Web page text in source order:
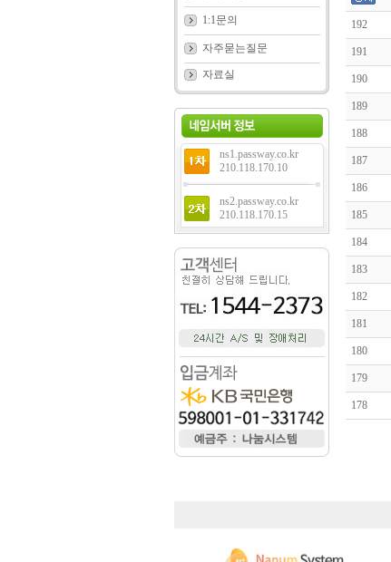
1:1문의
자주묻는질문
자료실
ns1.passway.co.kr
210.118.170.10
ns2.passway.co.kr
210.118.170.15
192
191
190
189
188
187
186
185
184
183
182
181
180
179
178